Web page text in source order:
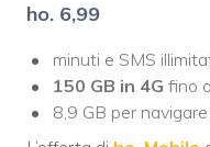
ho. 6,99
minuti e SMS
150 GB in 4G fino
8,9 GB per